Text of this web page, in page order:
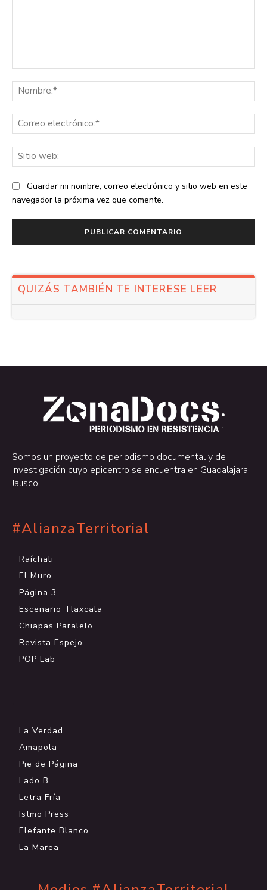
Guardar mi nombre, correo electrónico y sitio web en este
navegador la próxima vez que comente.
QUIZÁS TAMBIÉN TE INTERESE LEER
.
.
Somos un proyecto de periodismo documental y de
investigación cuyo epicentro se encuentra en Guadalajara,
Jalisco.
#AlianzaTerritorial
Raíchali
El Muro
Página 3
Escenario Tlaxcala
Chiapas Paralelo
Revista Espejo
POP Lab
La Verdad
Amapola
Pie de Página
Lado B
Letra Fría
Istmo Press
Elefante Blanco
La Marea